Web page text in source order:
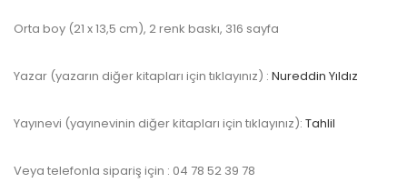
Orta boy (21 x 13,5 cm), 2 renk baskı, 316 sayfa
Yazar (yazarın diğer kitapları için tıklayınız) : Nureddin Yıldız
Yayınevi (yayınevinin diğer kitapları için tıklayınız): Tahlil
Veya telefonla sipariş için : 04 78 52 39 78